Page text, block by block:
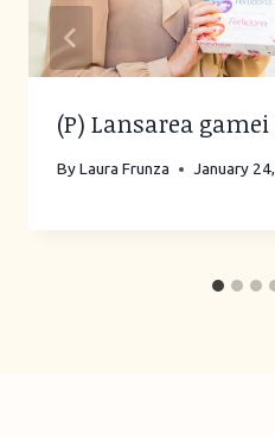
(P) Lansarea
ByLaura Frunza January